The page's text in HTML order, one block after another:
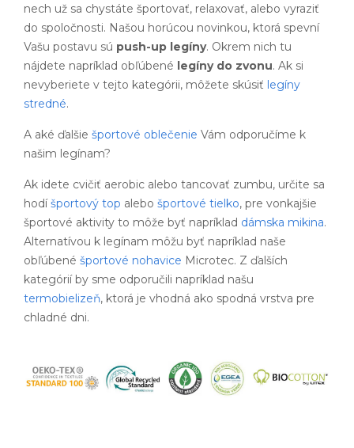
nech už sa chystáte športovať, relaxovať, alebo vyraziť
do spoločnosti. Našou horúcou novinkou, ktorá spevní
Vašu postavu sú push-up legíny. Okrem nich tu
nájdete napríklad obľúbené legíny do zvonu. Ak si
nevyberiete v tejto kategórii, môžete skúsiť legíny
stredné.
A aké ďalšie športové oblečenie Vám odporučíme k
našim legínam?
Ak idete cvičiť aerobic alebo tancovať zumbu, určite sa
hodíšportový top alebo športové tielko, pre vonkajšie
športové aktivity to môže byť napríklad dámska mikina.
Alternatívou k legínam môžu byť napríklad naše
obľúbené športové nohavice Microtec. Z ďalších
kategórií by sme odporučili napríklad našu
termobielizeň, ktorá je vhodná ako spodná vrstva pre
chladné dni.